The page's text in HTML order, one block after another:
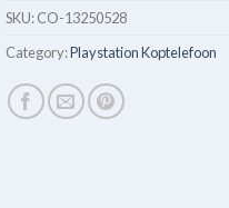
SKU:CO-13250528
Category:Playstation Koptelefoon